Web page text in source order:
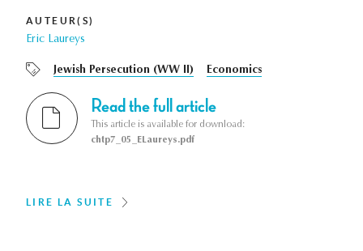
AUTEUR(S)
Eric Laureys
Jewish Persecution (WW II) Economics
Read the full article
This article is available for download:
chtp7_05_ELaureys.pdf
LIRE LA SUITE